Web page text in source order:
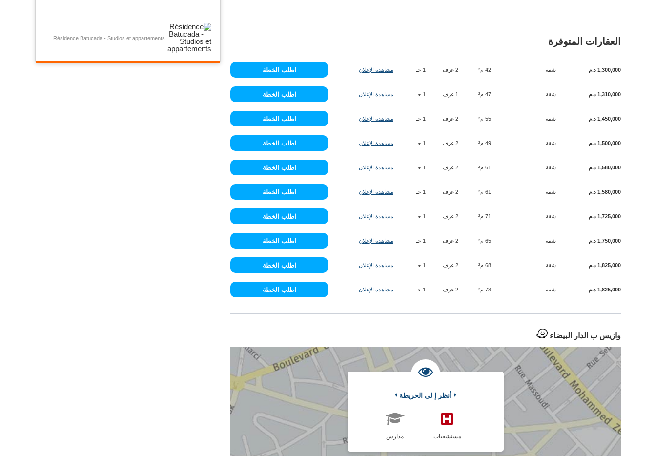
العقارات المتوفرة
1,300,000 د.م شقة 42 م² 2 غرف 1 حـ مشاهدة الإعلان اطلب الخطة
1,310,000 د.م شقة 47 م² 1 غرف 1 حـ مشاهدة الإعلان اطلب الخطة
1,450,000 د.م شقة 55 م² 2 غرف 1 حـ مشاهدة الإعلان اطلب الخطة
1,500,000 د.م شقة 49 م² 2 غرف 1 حـ مشاهدة الإعلان اطلب الخطة
1,580,000 د.م شقة 61 م² 2 غرف 1 حـ مشاهدة الإعلان اطلب الخطة
1,580,000 د.م شقة 61 م² 2 غرف 1 حـ مشاهدة الإعلان اطلب الخطة
1,725,000 د.م شقة 71 م² 2 غرف 1 حـ مشاهدة الإعلان اطلب الخطة
1,750,000 د.م شقة 65 م² 2 غرف 1 حـ مشاهدة الإعلان اطلب الخطة
1,825,000 د.م شقة 68 م² 2 غرف 1 حـ مشاهدة الإعلان اطلب الخطة
1,825,000 د.م شقة 73 م² 2 غرف 1 حـ مشاهدة الإعلان اطلب الخطة
وازيس ب الدار البيضاء
أنظر إ لى الخريطة
مدارس مستشفيات
Résidence Batucada - Studios et appartements